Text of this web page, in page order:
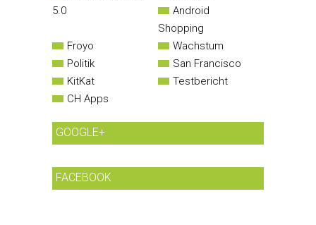
5.0
Android
Shopping
Froyo
Wachstum
Politik
San Francisco
KitKat
Testbericht
CH Apps
GOOGLE+
FACEBOOK